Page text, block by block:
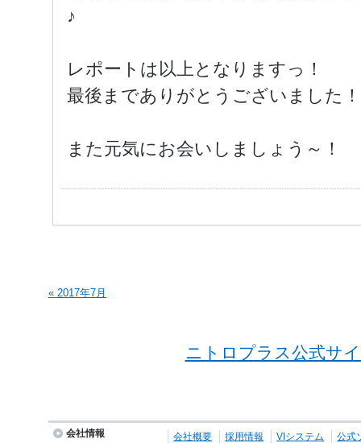
♪
レポートは以上となりますっ！
最後までありがとうございました
また元気にお会いしましょう～！
« 2017年7月
ニトロプラス公式サ
会社情報 会社概要 採用情報 VIシステム 公式